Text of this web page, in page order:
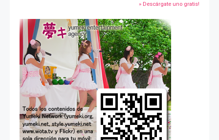
» Descárgate uno gratis!